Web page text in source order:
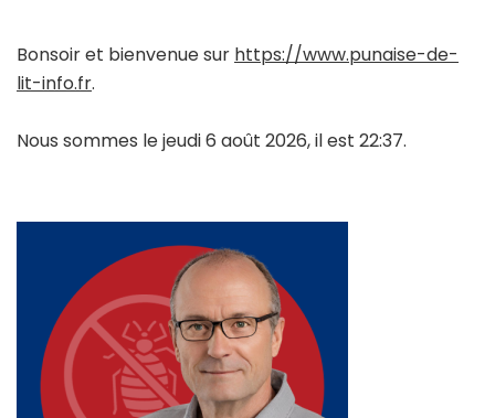
Bonsoir et bienvenue sur https://www.punaise-de-
lit-info.fr.
Nous sommes le jeudi 6 août 2026, il est 22:37.